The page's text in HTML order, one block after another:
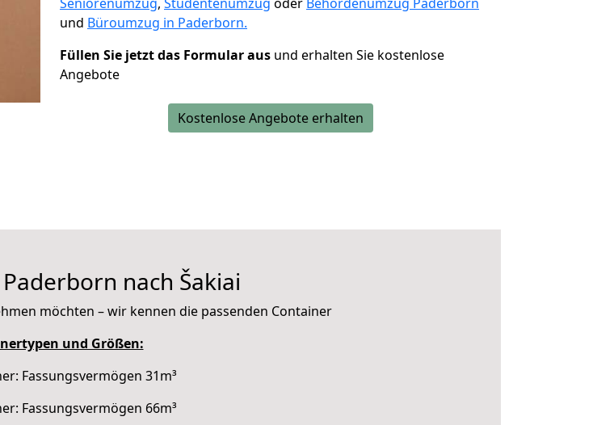
und Büroumzug in Paderborn.
Füllen Sie jetzt das Formular aus und erhalten Sie kostenlose
Angebote
Kostenlose Angebote erhalten
nach Šakiai
möchten – wir kennen die passenden Container
und Größen:
Fassungsvermögen 31m³
Fassungsvermögen 66m³